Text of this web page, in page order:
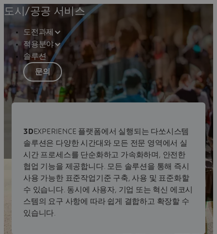
도시/공공 서비스
도전과제
적용분야
솔루션
문의
도시/공공서비스 솔루션
3DEXPERIENCE 플랫폼에서 실행되는 다쏘시스템
솔루션은 다양한 시간대와 모든 전문 영역에서 실
시간 프로세스를 단순화하고 가속화하며, 안전한
협업 기능을 제공합니다. 모든 솔루션을 통해 즉시
사용 가능한 표준작업기준 구축, 사용 및 표준화할
수 있습니다. 동시에 사용자, 기업 또는 혁신 에코시
스템의 요구 사항에 따라 쉽게 결합하고 확장할 수
있습니다.